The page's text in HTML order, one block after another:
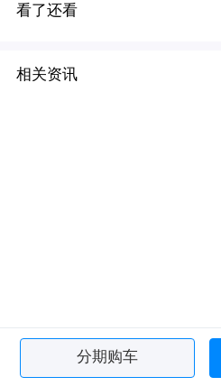
看了还看
相关资讯
分期购车